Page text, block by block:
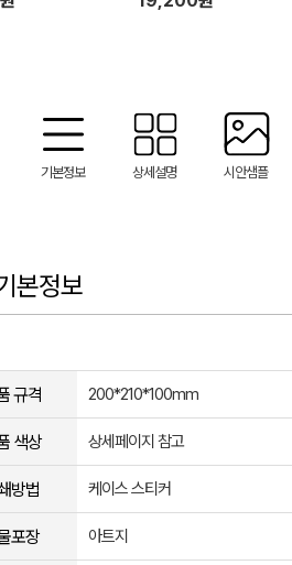
기본정보 상세설명 시안샘플
본정보
규격 200*210*100mm
색상 상세페이지 참고
방법 케이스 스티커
포장 아트지